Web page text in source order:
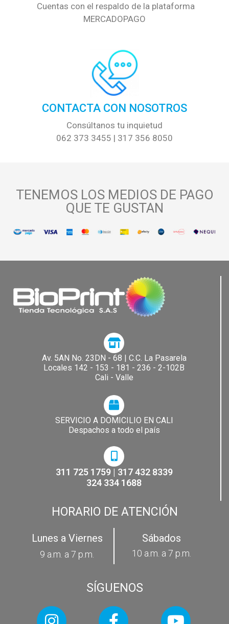
Cuentas con el respaldo de la plataforma
MERCADOPAGO
CONTACTA CON NOSOTROS
Consúltanos tu inquietud
062 373 3455 | 317 356 8050
TENEMOS LOS MEDIOS DE PAGO
QUE TE GUSTAN
Av. 5AN No. 23DN - 68 | C.C. La Pasarela​
Locales 142 - 153 - 181 - 236 - 2-102B
Cali - Valle
SERVICIO A DOMICILIO EN CALI
Despachos a todo el país
311 725 1759 | 317 432 8339
324 334 1688
HORARIO DE ATENCIÓN
Lunes a Viernes
9 a.m. a 7 p.m.
Sábados
10 a.m. a 7 p.m.
SÍGUENOS